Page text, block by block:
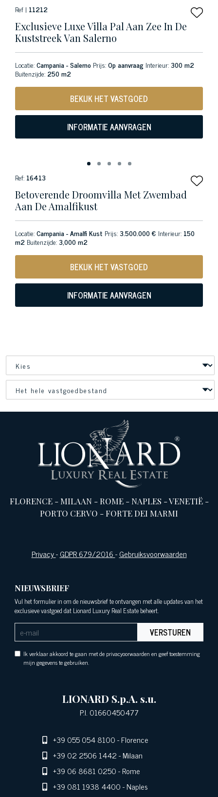
Ref | 11212
Exclusieve Luxe Villa Pal Aan Zee In De
Kuststreek Van Salerno
Locatie:Campania - Salerno Prijs:Op aanvraag Interieur:300 m2
Buitenzijde: 250 m2
BEKIJK HET VASTGOED
INFORMATIE AANVRAGEN
Ref: 16413
Betoverende Droomvilla Met Zwembad
Aan De Amalfikust
Locatie:Campania - Amalfi Kust Prijs:3.500.000 € Interieur: 150
m2 Buitenzijde:3,000 m2
BEKIJK HET VASTGOED
INFORMATIE AANVRAGEN
FLORENCE-MILAAN-ROME-NAPLES -VENETIË-
PORTO CERVO -FORTE DEI MARMI
Privacy-GDPR 679/2016-Gebruiksvoorwaarden
NIEUWSBRIEF
Vul het formulier in om de nieuwsbrief te ontvangen met alle updates van het
exclusieve vastgoed dat Lionard Luxury Real Estate beheert.
VERSTUREN
Ik verklaar akkoord te gaan met de privacyoorwaarden en geef toestemming
mijn gegevens te gebruiken.
LIONARD S.p.A. s.u.
P.I. 01660450477
+39 055 054 8100- Florence
+39 02 2506 1442- Milaan
+39 06 8681 0250- Rome
+39 081 1938 4400- Naples